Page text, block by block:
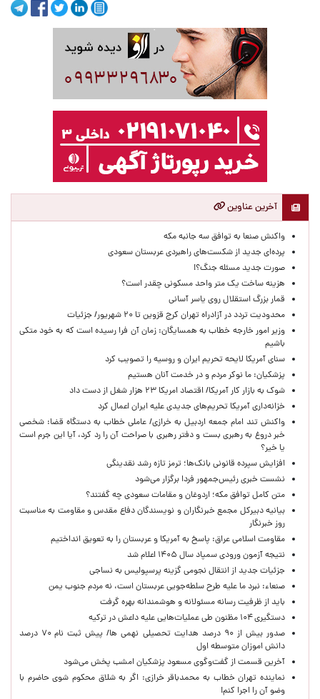
آخرین عناوین
واکنش صنعا به توافق سه جانبه مکه
پرده‌ای جدید از شکست‌های راهبردی عربستان سعودی
صورت جدید مسئله جنگ؟!
هزینه ساخت یک متر واحد مسکونی چقدر است؟
قمار بزرگ استقلال روی یاسر آسانی
محدودیت تردد در آزادراه تهران کرج قزوین تا ۲۰ شهریور/ جزئیات
وزیر امور خارجه خطاب به همسایگان: زمان آن فرا رسیده است که به خود متکی
باشیم
سنای آمریکا لایحه تحریم ایران و روسیه را تصویب کرد
پزشکیان: ما نوکر مردم و در خدمت آنان هستیم
شوک به بازار کار آمریکا/ اقتصاد امریکا ۲۳ هزار شغل از دست داد
خزانه‌داری آمریکا تحریم‌های جدیدی علیه ایران اعمال کرد
واکنش تند امام جمعه اردبیل به خرازی/ عاملی خطاب به دستگاه قضا: شخصی
خبر دروغ به رهبری بست و دفتر رهبری با صراحت آن را رد کرد، آیا این جرم است
یا خیر؟
افزایش سپرده قانونی بانک‌ها؛ ترمز تازه رشد نقدینگی
نشست خبری رئیس‌جمهور فردا برگزار می‌شود
متن کامل توافق مکه؛ اردوغان و مقامات سعودی چه گفتند؟
بیانیه دبیرکل مجمع خبرنگاران و نویسندگان دفاع مقدس و مقاومت به مناسبت
روز خبرنگار
مقاومت اسلامی عراق: پاسخ به آمریکا و عربستان را به تعویق انداختیم
نتیجه آزمون ورودی سمپاد سال ۱۴۰۵ اعلام شد
جزئیات جدید از انتقال نجومی گزینه پرسپولیس به نساجی
صنعاء: نبرد ما علیه طرح سلطه‌جویی عربستان است، نه مردم جنوب یمن
باید از ظرفیت رسانه مسئولانه و هوشمندانه بهره گرفت
دستگیری ۱۰۴ مظنون طی عملیات‌هایی علیه داعش در ترکیه
صدور بیش از ۹۰ درصد هدایت تحصیلی نهمی ها/ پیش ثبت نام ۷۰ درصد
دانش اموزان متوسطه اول
آخرین قسمت از گفت‌وگوی مسعود پزشکیان امشب پخش می‌شود
نماینده تهران خطاب به محمدباقر خرازی: اگر به شلاق محکوم شوی حاضرم با
وضو آن را اجرا کنم!